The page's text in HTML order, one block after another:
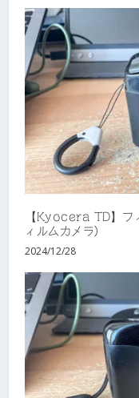
【Kyocera TD】フ
ィルムカメラ）
2024/12/28